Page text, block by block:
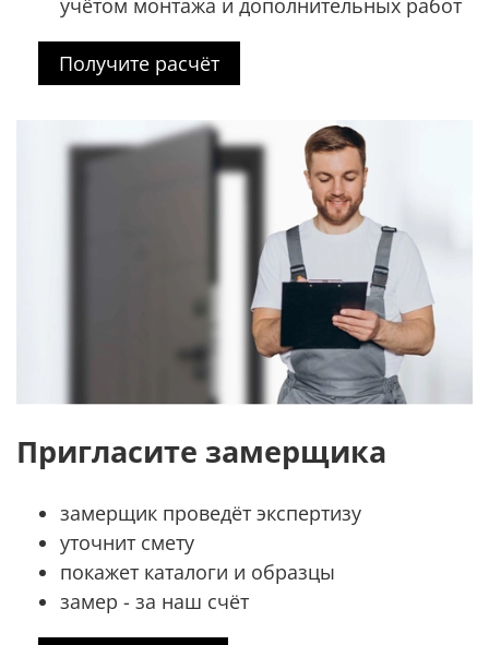
учётом монтажа и дополнительных работ
Получите расчёт
Пригласите замерщика
замерщик проведёт экспертизу
уточнит смету
покажет каталоги и образцы
замер - за наш счёт